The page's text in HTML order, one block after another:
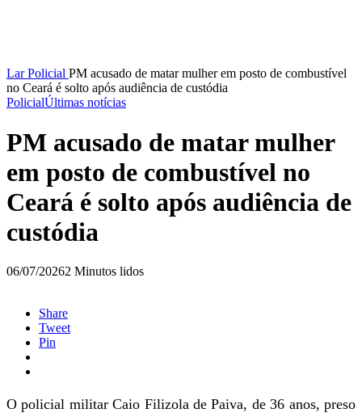
LarPolicial PM acusado de matar mulher em posto de combustível
no Ceará é solto após audiência de custódia
PolicialÚltimas notícias
PM acusado de matar mulher
em posto de combustível no
Ceará é solto após audiência de
custódia
06/07/20262 Minutos lidos
Share
Tweet
Pin
O policial militar Caio Filizola de Paiva, de 36 anos, preso